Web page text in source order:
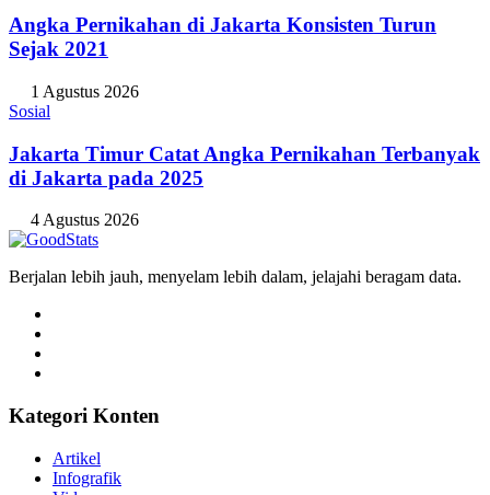
Angka Pernikahan di Jakarta Konsisten Turun
Sejak 2021
1 Agustus 2026
Sosial
Jakarta Timur Catat Angka Pernikahan Terbanyak
di Jakarta pada 2025
4 Agustus 2026
Berjalan lebih jauh, menyelam lebih dalam, jelajahi beragam data.
Kategori Konten
Artikel
Infografik